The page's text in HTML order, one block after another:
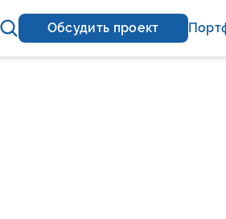
Обсудить проект